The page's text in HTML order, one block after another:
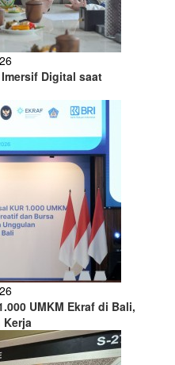
Digital saat
UMKM Ekraf di Bali,